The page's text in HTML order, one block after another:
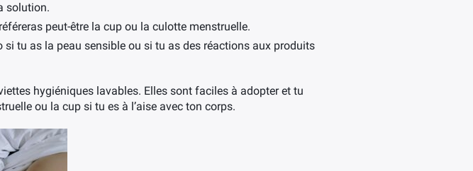
solution.
peut-être la cup ou la culotte menstruelle.
tu as la peau sensible ou si tu as des réactions aux produits
hygiéniques lavables. Elles sont faciles à adopter et tu
ou la cup si tu es à l’aise avec ton corps.